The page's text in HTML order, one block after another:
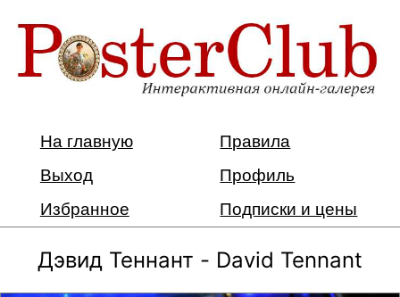
На главную
Правила
Выход
Профиль
Избранное
Подписки и цены
Дэвид Теннант - David Tennant